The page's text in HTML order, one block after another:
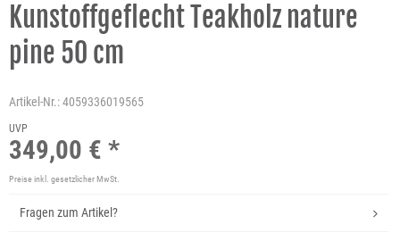
Kunstoffgeflecht Teakholz nature
pine 50 cm
Artikel-Nr.:4059336019565
UVP
349,00 € *
Preise inkl. gesetzlicher MwSt.
Fragen zum Artikel?